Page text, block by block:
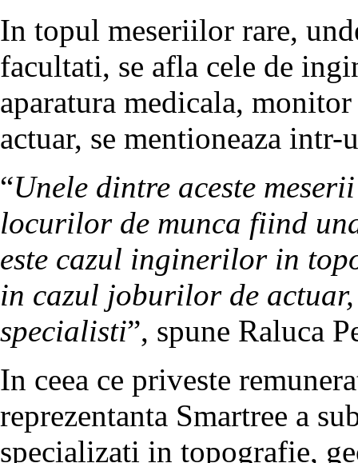
In topul meseriilor rare,
facultati, se afla cele de
aparatura medicala,
actuar, se mentioneaza intr-
“Unele dintre aceste
locurilor de munca fiind
este cazul inginerilor in
in cazul joburilor de
specialisti”, spune Raluca
In ceea ce priveste
reprezentanta Smartree a
specializati in topografie,